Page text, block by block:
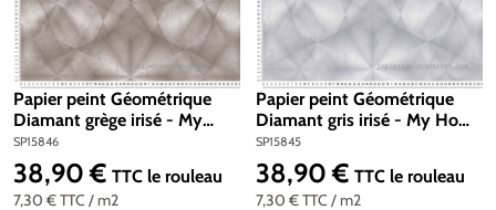
Papier peint Géométrique
Diamant grège irisé - My
Home My Spa d'A.S. Création
| Réf. SP15846
SP15846
7,30 €TTC / m2
Prix régulier :
38,90 € TTC le rouleau
Papier peint Géométrique
Diamant gris irisé - My Home
My Spa d'A.S. Création | Réf.
SP15845
SP15845
7,30 €TTC / m2
Prix régulier :
38,90 € TTC le rouleau